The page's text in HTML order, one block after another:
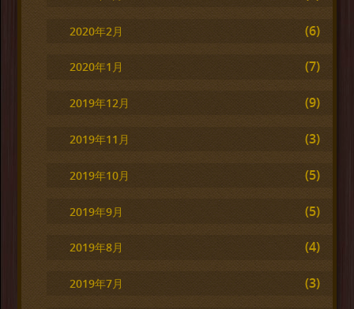
2020年2月 (6)
2020年1月 (7)
2019年12月 (9)
2019年11月 (3)
2019年10月 (5)
2019年9月 (5)
2019年8月 (4)
2019年7月 (3)